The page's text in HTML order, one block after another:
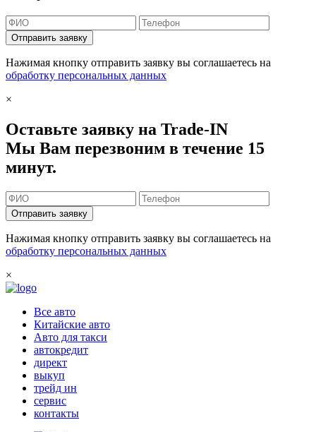
Отправить заявку
Нажимая кнопку отправить заявку вы соглашаетесь на
обработку персональных данных
×
Оставьте заявку на Trade-IN
Мы Вам перезвоним в течение 15
минут.
Отправить заявку
Нажимая кнопку отправить заявку вы соглашаетесь на
обработку персональных данных
×
Все авто
Китайские авто
Авто для такси
автокредит
директ
выкуп
трейд ин
сервис
контакты